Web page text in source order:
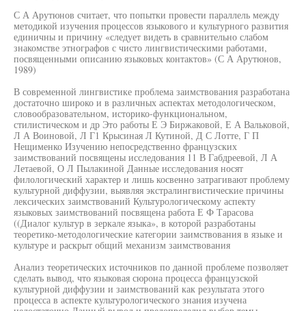
С А Арутюнов считает, что попытки провести параллель между
методикой изучения процессов языкового и культурного развития
единичны и причину «следует видеть в сравнительно слабом
знакомстве этнографов с чисто лингвистическими работами,
посвященными описанию языковых контактов» (С А Арутюнов,
1989)
В современной лингвистике проблема заимствования разработана
достаточно широко и в различных аспектах методологическом,
словообразовательном, историко-функциональном,
стилистическом и др Это работы Е Э Биржаковой, Е А Вальковой,
Л А Воиновой, Л Г1 Крысиная Л Кутиной, Д С Лотте, Г П
Нещименко Изучению непосредственно французских
заимствований посвящены исследования 11 В Габдреевой, Л А
Летаевой, О Л Пылакиной Данные исследования носят
филологический характер и лишь косвенно затрагивают проблему
культурной диффузии, выявляя экстралингвистические причины
лексических заимствований Культурологическому аспекту
языковых заимствований посвящена работа Е Ф Тарасова
((Диалог культур в зеркале языка», в которой разработаны
теоретико-методологические категории заимствования в языке и
культуре и раскрыт общий механизм заимствования
Анализ теоретических источников по данной проблеме позволяет
сделать вывод, что языковая сюрона процесса французской
культурной диффузии и заимствований как результата этого
процесса в аспекте культурологического знания изучена